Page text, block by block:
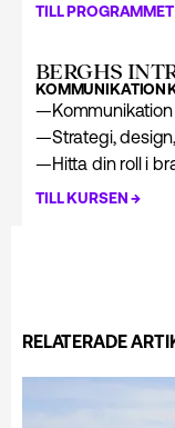
TILL PROGRAMMET
BERGHS
KOMMUNIKATION
—
—Strategi,
—Hitta din roll i
TILL KURSEN→
RELATERADE